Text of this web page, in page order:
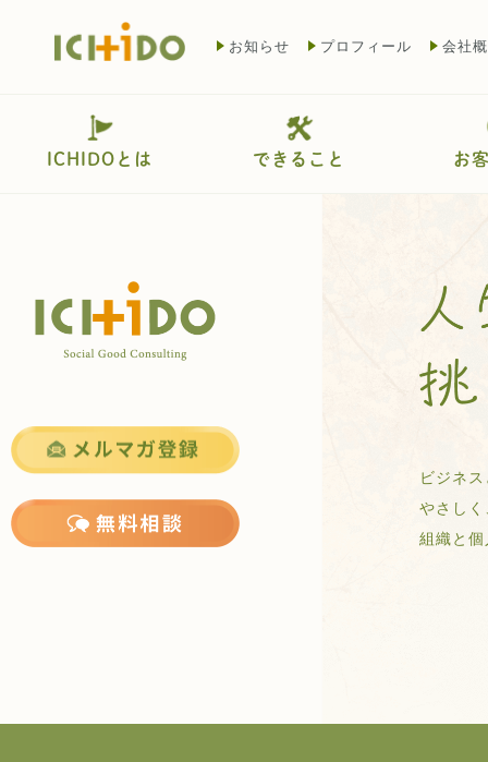
お知らせ プロフィール 会社
ICHIDOとは できること お
ビジネ
やさし
組織と